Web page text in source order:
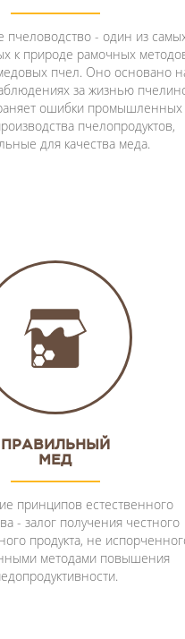
пчеловодство - один из
к природе рамочных
пчел. Оно основано
за жизнью
ошибки промышленных
пчелопродуктов,
для качества меда.
ПРАВИЛЬНЫЙ
МЕД
принципов естественного
- залог получения честного
продукта, не
методами повышения